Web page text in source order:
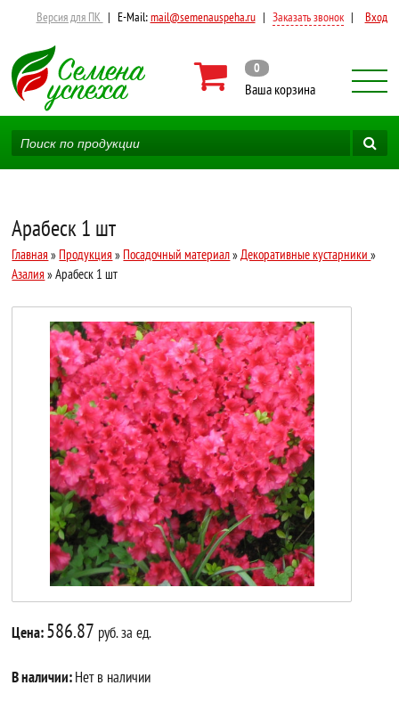
Версия для ПК | E-Mail:mail@semenauspeha.ru | Заказать звонок | Вход
0
Ваша корзина
Арабеск 1 шт
Главная » Продукция » Посадочный материал» Декоративные кустарники»
Азалия » Арабеск 1 шт
Цена:586.87 руб. за ед.
В наличии:Нет в наличии